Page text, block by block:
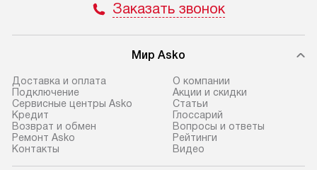
Заказать звонок
Мир Asko
Доставка и оплата
Подключение
Сервисные центры Asko
Кредит
Возврат и обмен
Ремонт Asko
Контакты
О компании
Акции и скидки
Статьи
Глоссарий
Вопросы и ответы
Рейтинги
Видео